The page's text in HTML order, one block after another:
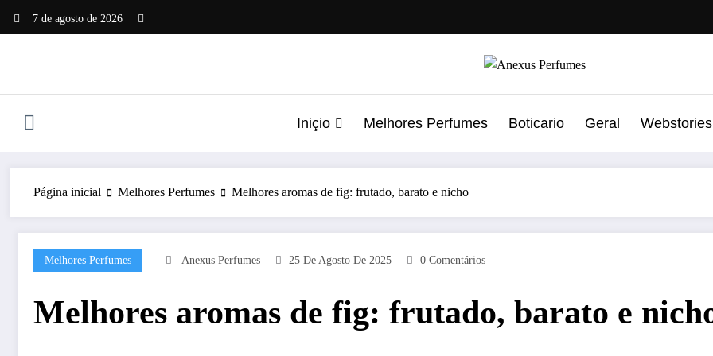
7 de agosto de 2026
Iniçio Melhores Perfumes Boticario Geral Webstories
Página inicial Melhores Perfumes Melhores aromas de fig: frutado, barato e nicho
Melhores Perfumes Anexus Perfumes 25 De Agosto De 2025 0 Comentários
Melhores aromas de fig: frutado, barato e